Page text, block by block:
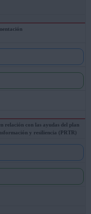
relación con las ayudas del plan
y resiliencia (PRTR)